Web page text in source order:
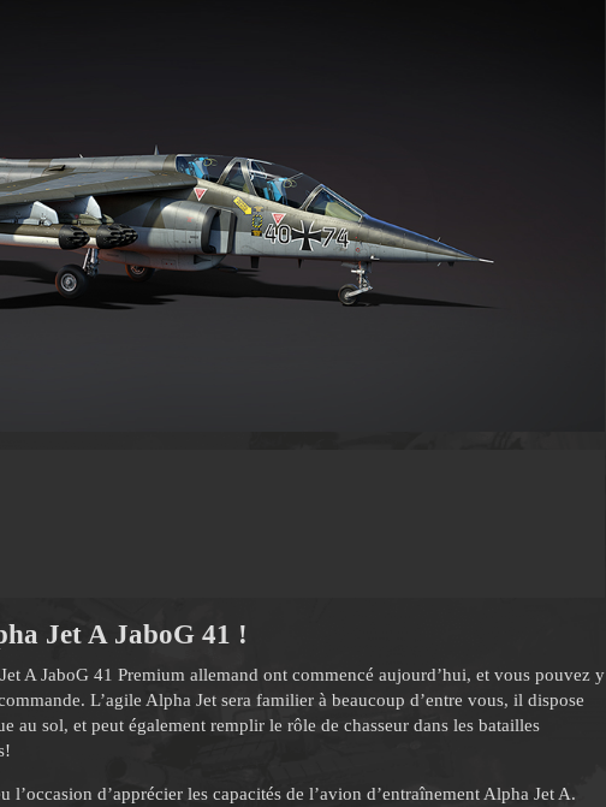
Jet A JaboG 41 !
A JaboG 41 Premium allemand ont commencé aujourd’hui, et vous pouvez y
L’agile Alpha Jet sera familier à beaucoup d’entre vous, il dispose
au sol, et peut également remplir le rôle de chasseur dans les batailles
l’occasion d’apprécier les capacités de l’avion d’entraînement Alpha Jet A.